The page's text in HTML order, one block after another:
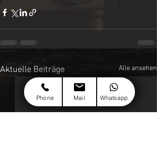
Aktuelle Beiträge Alle ansehen
Phone Mail Whatsapp